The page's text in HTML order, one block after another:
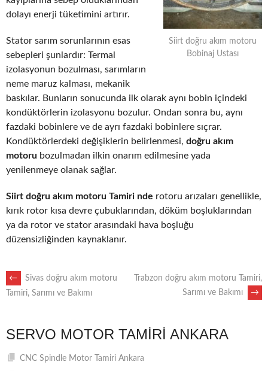
Siirt doğru akım motoru
Bobinaj Ustası
dolayı enerji tüketimini artırır.
Stator sarım sorunlarının esas
sebepleri şunlardır: Termal
izolasyonun bozulması, sarımların
neme maruz kalması, mekanik
baskılar. Bunların sonucunda ilk olarak aynı bobin içindeki
kondüktörlerin izolasyonu bozulur. Ondan sonra bu, aynı
fazdaki bobinlere ve de ayrı fazdaki bobinlere sıçrar.
Kondüktörlerdeki değişiklerin belirlenmesi, doğru akım
motoru bozulmadan ilkin onarım edilmesine yada
yenilenmeye olanak sağlar.
Siirt doğru akım motoru Tamiri nde rotoru arızaları genellikle,
kırık rotor kısa devre çubuklarından, döküm boşluklarından
ya da rotor ve stator arasındaki hava boşluğu
düzensizliğinden kaynaklanır.
POST
←
Sivas doğru akım motoru
Tamiri, Sarımı ve Bakımı
Trabzon doğru akım motoru Tamiri,
Sarımı ve Bakımı
→
SERVO MOTOR TAMIRI ANKARA
CNC Spindle Motor Tamiri Ankara